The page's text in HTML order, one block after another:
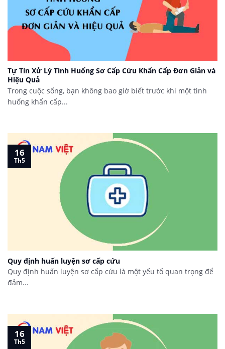
Tự Tin Xử Lý Tình Huống Sơ Cấp Cứu Khẩn Cấp Đơn Giản và
Hiệu Quả
Trong cuộc sống, bạn không bao giờ biết trước khi một tình
huống khẩn cấp...
Quy định huấn luyện sơ cấp cứu
Quy định huấn luyện sơ cấp cứu là một yếu tố quan trọng để
đảm...
16
Th5
16
Th5